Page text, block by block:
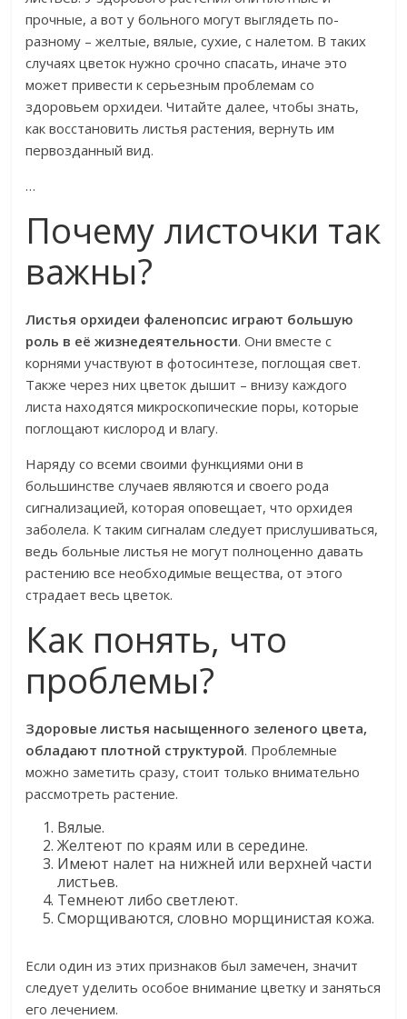
прочные, а вот у больного могут выглядеть по-
разному – желтые, вялые, сухие, с налетом. В таких
случаях цветок нужно срочно спасать, иначе это
может привести к серьезным проблемам со
здоровьем орхидеи. Читайте далее, чтобы знать,
как восстановить листья растения, вернуть им
первозданный вид.
…
Почему листочки так
важны?
Листья орхидеи фаленопсис играют большую
роль в её жизнедеятельности. Они вместе с
корнями участвуют в фотосинтезе, поглощая свет.
Также через них цветок дышит – внизу каждого
листа находятся микроскопические поры, которые
поглощают кислород и влагу.
Наряду со всеми своими функциями они в
большинстве случаев являются и своего рода
сигнализацией, которая оповещает, что орхидея
заболела. К таким сигналам следует прислушиваться,
ведь больные листья не могут полноценно давать
растению все необходимые вещества, от этого
страдает весь цветок.
Как понять, что
проблемы?
Здоровые листья насыщенного зеленого цвета,
обладают плотной структурой. Проблемные
можно заметить сразу, стоит только внимательно
рассмотреть растение.
Вялые.
Желтеют по краям или в середине.
Имеют налет на нижней или верхней части
листьев.
Темнеют либо светлеют.
Сморщиваются, словно морщинистая кожа.
Если один из этих признаков был замечен, значит
следует уделить особое внимание цветку и заняться
его лечением.